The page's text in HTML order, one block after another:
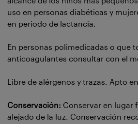
uso en personas diabéticas y
en periodo de lactancia.
En personas polimedicadas o que
anticoagulantes consultar con el
Libre de alérgenos y trazas. Apto
Conservación: Conservar en lugar
alejado de la luz. Conservación